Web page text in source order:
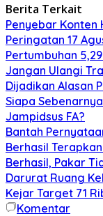
Berita Terkait
Penyebar Konten
Peringatan 17
Pertumbuhan
Jangan Ulangi
Dijadikan Alasan
Siapa
Jampidsus FA?
Bantah
Berhasil
Berhasil, Pakar
Darurat Ruang
Kejar Target 71
Komentar